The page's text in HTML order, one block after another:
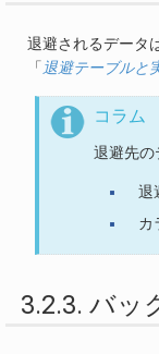
退避されるデータ
「 退避テーブルと
コラム
退避先の
退
カ
3.2.3. バッ